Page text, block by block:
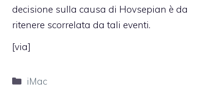
decisione sulla causa di Hovsepian è da
ritenere scorrelata da tali eventi.
[via]
Categorie
iMac